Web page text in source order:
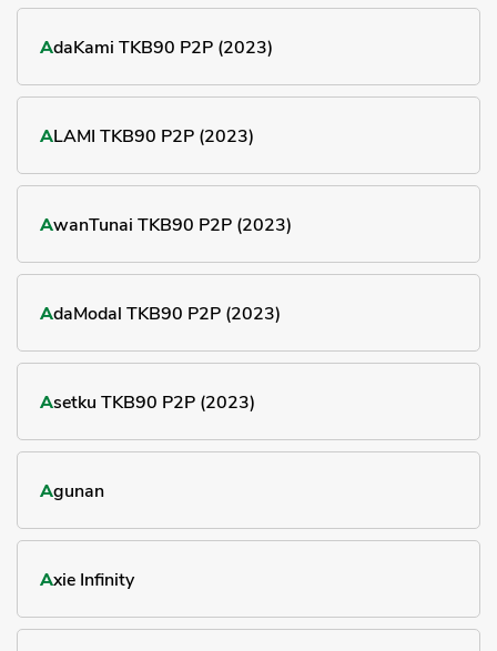
AdaKami TKB90 P2P (2023)
ALAMI TKB90 P2P (2023)
AwanTunai TKB90 P2P (2023)
AdaModal TKB90 P2P (2023)
Asetku TKB90 P2P (2023)
Agunan
Axie Infinity